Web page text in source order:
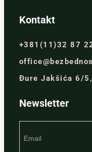
Kontakt
+381(11)32 87
Đure Jakšića 6/
Newsletter